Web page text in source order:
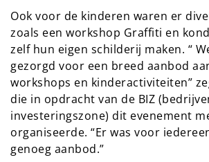
Ook voor de kinderen waren er
zoals een workshop Graffiti en
zelf hun eigen schilderij maken. “
gezorgd voor een breed aanbod
workshops en kinderactiviteiten”
die in opdracht van de BIZ
investeringszone) dit evenement
organiseerde. “Er was voor
genoeg aanbod.”